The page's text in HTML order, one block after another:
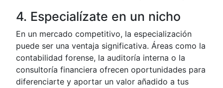
4. Especialízate en un nicho
En un mercado competitivo, la especialización
puede ser una ventaja significativa. Áreas como la
contabilidad forense, la auditoría interna o la
consultoría financiera ofrecen oportunidades para
diferenciarte y aportar un valor añadido a tus